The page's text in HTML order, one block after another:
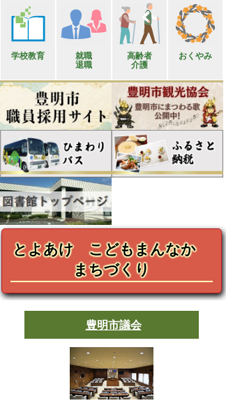
学校教育
就職
退職
高齢者
介護
おくやみ
とよあけ こどもまんなか
まちづくり
豊明市議会